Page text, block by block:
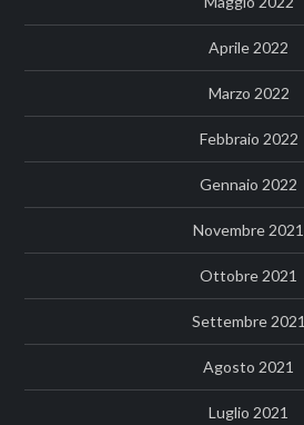
Aprile 2022
Marzo 2022
Febbraio 2022
Gennaio 2022
Novembre 2021
Ottobre 2021
Settembre 2021
Agosto 2021
Luglio 2021